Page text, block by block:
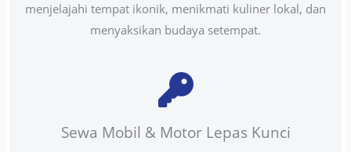
menjelajahi tempat ikonik, menikmati kuliner lokal, dan
menyaksikan budaya setempat.
Sewa Mobil & Motor Lepas Kunci